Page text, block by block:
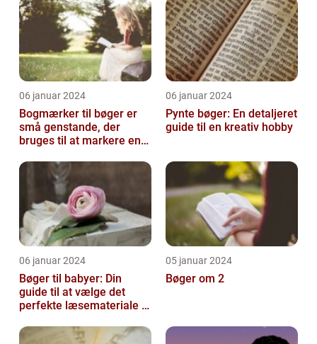
06 januar 2024
Bogmærker til bøger er
små genstande, der
bruges til at markere en
bog, så...
06 januar 2024
Pynte bøger: En detaljeret
guide til en kreativ hobby
06 januar 2024
Bøger til babyer: Din
guide til at vælge det
perfekte læsemateriale til
05 januar 2024
Bøger om 2